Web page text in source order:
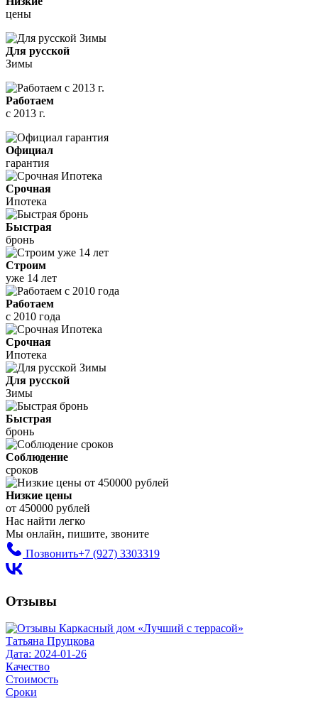
цены
Для русской
Зимы
Работаем
с 2013 г.
Официал
гарантия
Срочная
Ипотека
Быстрая
бронь
Строим
уже 14 лет
Работаем
с 2010 года
Срочная
Ипотека
Для русской
Зимы
Быстрая
бронь
Соблюдение
сроков
Низкие цены
от 450000 рублей
Нас найти легко
Мы онлайн, пишите, звоните
Позвонить+7 (927) 3303319
Отзывы
Татьяна Пруцкова
Дата: 2024-01-26
Качество
Стоимость
Сроки